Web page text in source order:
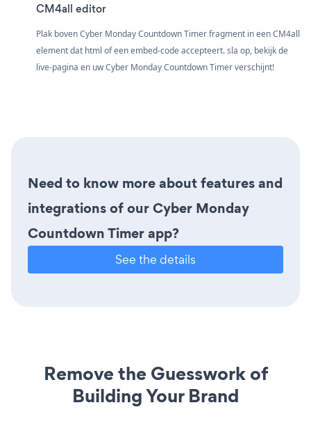
CM4all editor
Plak boven Cyber Monday Countdown Timer fragment in een CM4all
element dat html of een embed-code accepteert. sla op, bekijk de
live-pagina en uw Cyber Monday Countdown Timer verschijnt!
Need to know more about features and
integrations of our Cyber Monday
Countdown Timer app?
See the details
Remove the Guesswork of
Building Your Brand